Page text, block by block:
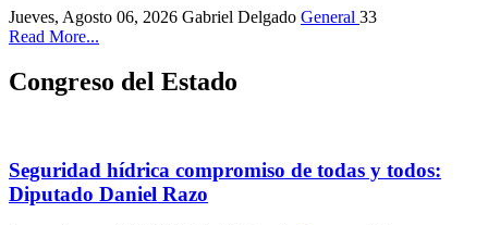
Jueves, Agosto 06, 2026 Gabriel Delgado General 33
Read More...
Congreso del Estado
Seguridad hídrica compromiso de todas y todos:
Diputado Daniel Razo